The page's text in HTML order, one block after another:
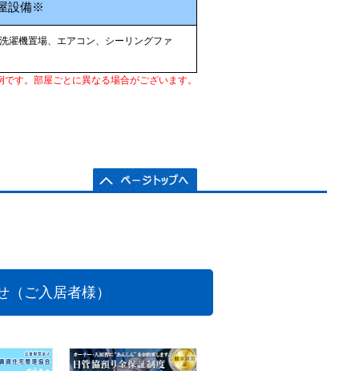
設備※
濯機置場、エアコン、シーリングファ
す。部屋ごとに異なる場合がございます。
（ご入居者様）